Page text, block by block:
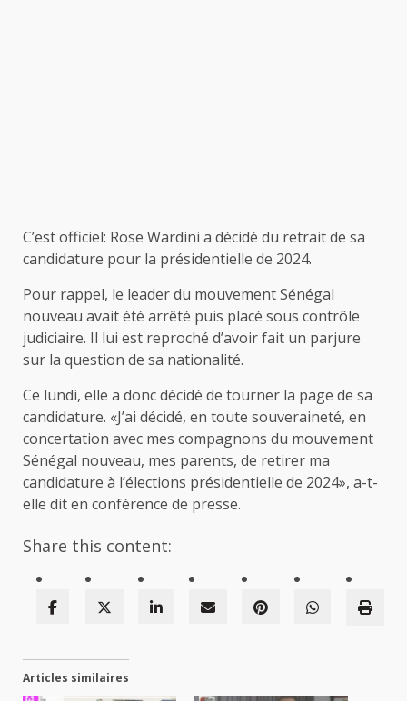
C’est officiel: Rose Wardini a décidé du retrait de sa
candidature pour la présidentielle de 2024.
Pour rappel, le leader du mouvement Sénégal
nouveau avait été arrêté puis placé sous contrôle
judiciaire. Il lui est reproché d’avoir fait un parjure
sur la question de sa nationalité.
Ce lundi, elle a donc décidé de tourner la page de sa
candidature. «J’ai décidé, en toute souveraineté, en
concertation avec mes compagnons du mouvement
Sénégal nouveau, mes parents, de retirer ma
candidature à l’élections présidentielle de 2024», a-t-
elle dit en conférence de presse.
Share this content:
Articles similaires